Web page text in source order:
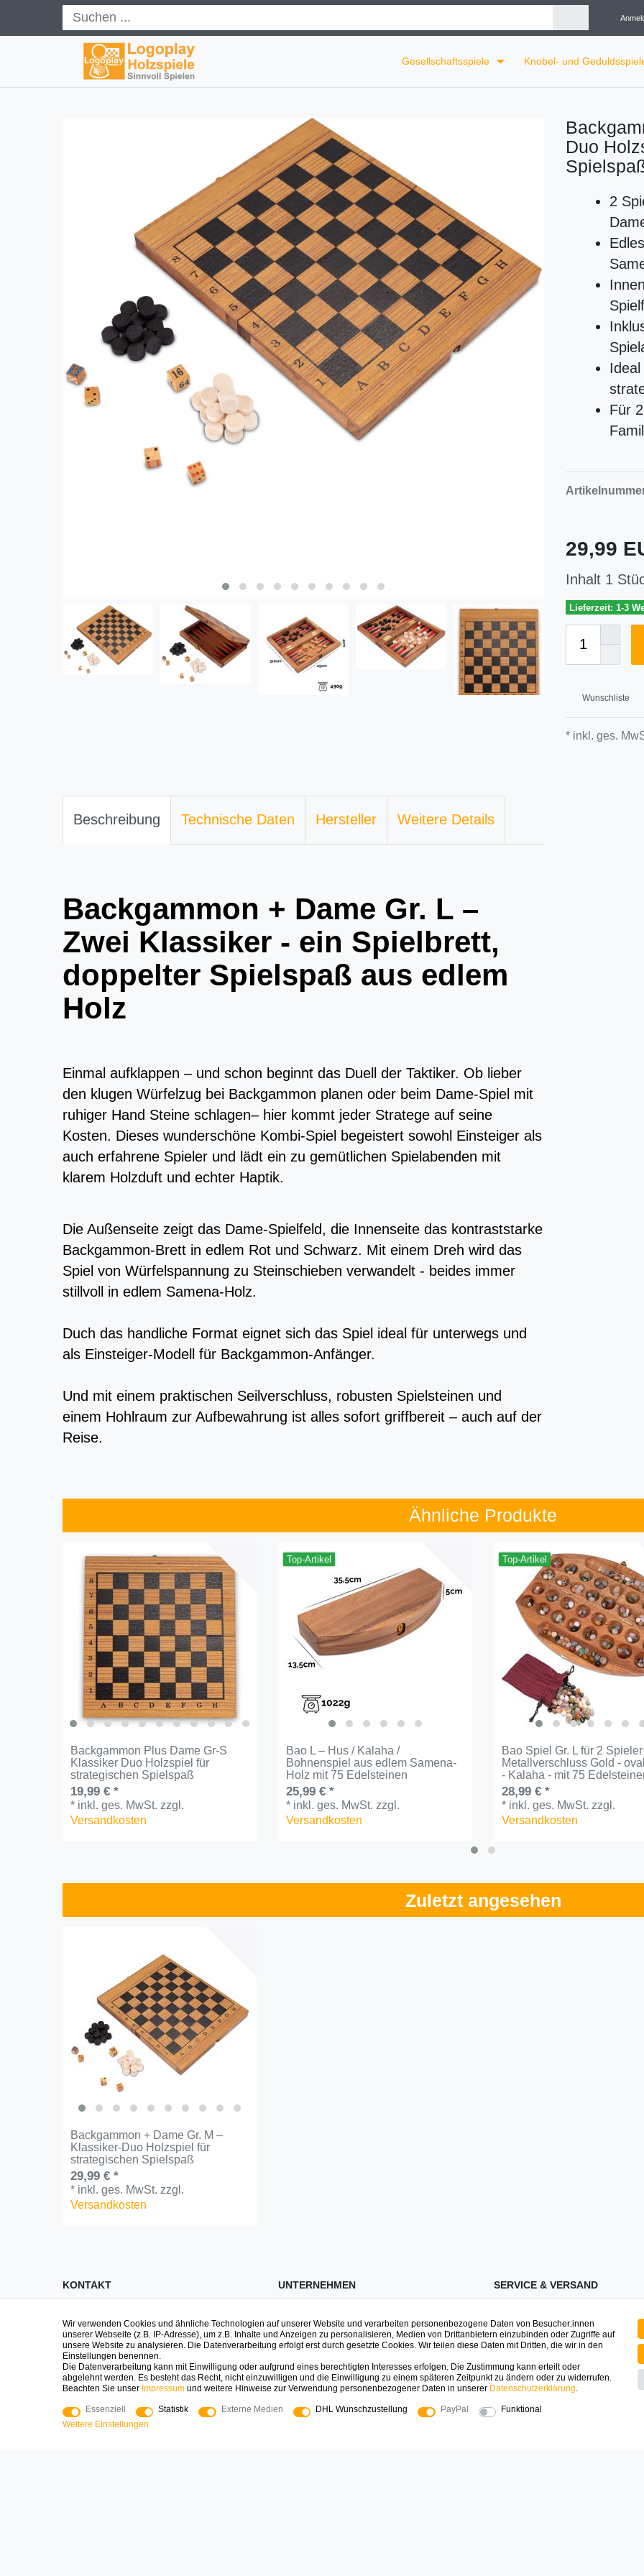
Gesellschaftsspiele Knobel- und
Duo
2
Für
29,99
Inhalt 1
Lieferzeit: 1-3
Wunschliste
* inkl. ges.
Beschreibung Technische Daten Hersteller Weitere Details
Backgammon + Dame Gr. L –
Zwei Klassiker - ein Spielbrett,
doppelter Spielspaß aus edlem
Holz
Einmal aufklappen – und schon beginnt das Duell der Taktiker. Ob lieber
den klugen Würfelzug bei Backgammon planen oder beim Dame-Spiel mit
ruhiger Hand Steine schlagen– hier kommt jeder Stratege auf seine
Kosten. Dieses wunderschöne Kombi-Spiel begeistert sowohl Einsteiger als
auch erfahrene Spieler und lädt ein zu gemütlichen Spielabenden mit
klarem Holzduft und echter Haptik.
Die Außenseite zeigt das Dame-Spielfeld, die Innenseite das kontraststarke
Backgammon-Brett in edlem Rot und Schwarz. Mit einem Dreh wird das
Spiel von Würfelspannung zu Steinschieben verwandelt - beides immer
stillvoll in edlem Samena-Holz.
Duch das handliche Format eignet sich das Spiel ideal für unterwegs und
als Einsteiger-Modell für Backgammon-Anfänger.
Und mit einem praktischen Seilverschluss, robusten Spielsteinen und
einem Hohlraum zur Aufbewahrung ist alles sofort griffbereit – auch auf der
Reise.
Ähnliche Produkte
Backgammon Plus Dame Gr-S
Klassiker Duo Holzspiel für
strategischen Spielspaß​
19,99 € *
* inkl. ges. MwSt. zzgl.
Versandkosten
Top-Artikel
Bao L – Hus / Kalaha /
Bohnenspiel aus edlem Samena-
Holz mit 75 Edelsteinen
25,99 € *
* inkl. ges. MwSt. zzgl.
Versandkosten
Top-Artikel
Bao Spiel Gr. L für 2
Metallverschluss Gold -
- Kalaha - mit 75
28,99 € *
* inkl. ges. MwSt. zzgl.
Versandkosten
Zuletzt angesehen
Backgammon + Dame Gr. M –
Klassiker-Duo Holzspiel für
strategischen Spielspaß​
29,99 € *
* inkl. ges. MwSt. zzgl.
Versandkosten
KONTAKT
Fragen zu Spielen, zur Bestellung oder
Geschenken? Wir sind persönlich da
und helfen gerne!
Logoplay Holzspiele GmbH & Co.KG
shop@logoplay.de
Mo - Fr 8:00 - 17:00
UNTERNEHMEN
Datenschutz
Widerrufsrecht
Über uns
SERVICE & VERSAND
Registrieren
Warenkorb
Wir verwenden Cookies und ähnliche Technologien auf unserer Website und verarbeiten personenbezogene Daten von Besucher:innen
unserer Webseite (z.B. IP-Adresse), um z.B. Inhalte und Anzeigen zu personalisieren, Medien von Drittanbietern einzubinden oder Zugriffe auf
unsere Website zu analysieren. Die Datenverarbeitung erfolgt erst durch gesetzte Cookies. Wir teilen diese Daten mit Dritten, die wir in den
Einstellungen benennen.
Die Datenverarbeitung kann mit Einwilligung oder aufgrund eines berechtigten Interesses erfolgen. Die Zustimmung kann erteilt oder
abgelehnt werden. Es besteht das Recht, nicht einzuwilligen und die Einwilligung zu einem späteren Zeitpunkt zu ändern oder zu widerrufen.
Beachten Sie unser Impressum und weitere Hinweise zur Verwendung personenbezogener Daten in unserer Daten­schutz­erklärung.
Essenziell Statistik Externe Medien DHL Wunschzustellung PayPal
Funktional
Weitere Einstellungen